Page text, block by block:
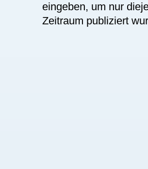
eingeben, um nur
Zeitraum publiziert